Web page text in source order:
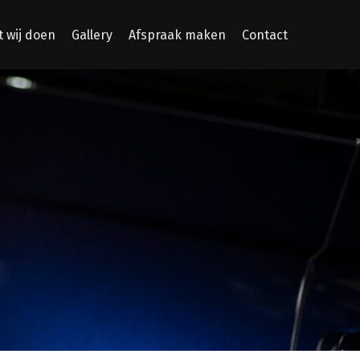
wij doen Gallery Afspraak maken Contact